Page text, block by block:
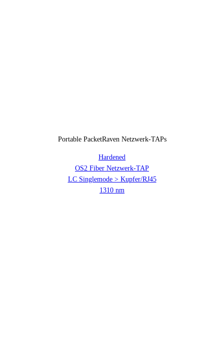
Portable PacketRaven Netzwerk-TAPs
Hardened
OS2 Fiber Netzwerk-TAP
LC Singlemode > Kupfer/RJ45
1310 nm